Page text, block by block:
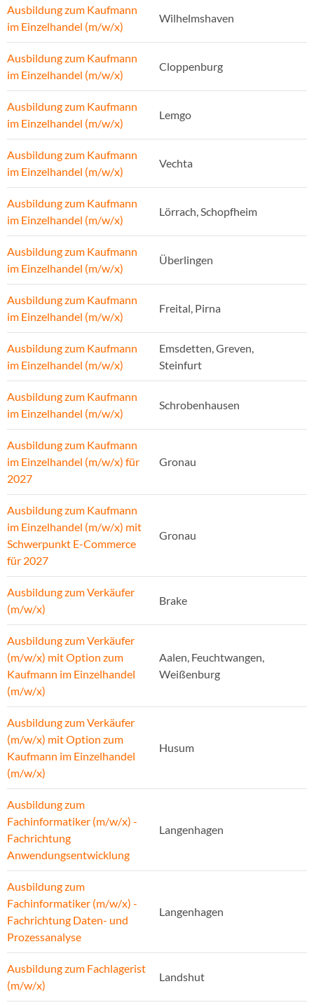
Ausbildung zum Kaufmann
im Einzelhandel (m/w/x)
Wilhelmshaven
Ausbildung zum Kaufmann
im Einzelhandel (m/w/x)
Cloppenburg
Ausbildung zum Kaufmann
im Einzelhandel (m/w/x)
Lemgo
Ausbildung zum Kaufmann
im Einzelhandel (m/w/x)
Vechta
Ausbildung zum Kaufmann
im Einzelhandel (m/w/x)
Lörrach, Schopfheim
Ausbildung zum Kaufmann
im Einzelhandel (m/w/x)
Überlingen
Ausbildung zum Kaufmann
im Einzelhandel (m/w/x)
Freital, Pirna
Ausbildung zum Kaufmann
im Einzelhandel (m/w/x)
Emsdetten, Greven,
Steinfurt
Ausbildung zum Kaufmann
im Einzelhandel (m/w/x)
Schrobenhausen
Ausbildung zum Kaufmann
im Einzelhandel (m/w/x) für
2027
Gronau
Ausbildung zum Kaufmann
im Einzelhandel (m/w/x) mit
Schwerpunkt E-Commerce
für 2027
Gronau
Ausbildung zum Verkäufer
(m/w/x)
Brake
Ausbildung zum Verkäufer
(m/w/x) mit Option zum
Kaufmann im Einzelhandel
(m/w/x)
Aalen, Feuchtwangen,
Weißenburg
Ausbildung zum Verkäufer
(m/w/x) mit Option zum
Kaufmann im Einzelhandel
(m/w/x)
Husum
Ausbildung zum
Fachinformatiker (m/w/x) -
Fachrichtung
Anwendungsentwicklung
Langenhagen
Ausbildung zum
Fachinformatiker (m/w/x) -
Fachrichtung Daten- und
Prozessanalyse
Langenhagen
Ausbildung zum Fachlagerist
(m/w/x)
Landshut